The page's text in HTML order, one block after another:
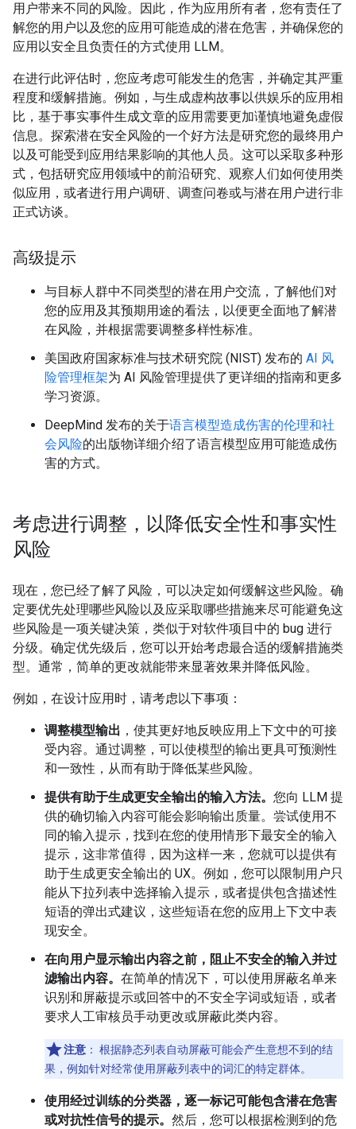
用户带来不同的风险。因此，作为应用所有者，您有责任了
解您的用户以及您的应用可能造成的潜在危害，并确保您的
应用以安全且负责任的方式使用 LLM。
在进行此评估时，您应考虑可能发生的危害，并确定其严重
程度和缓解措施。例如，与生成虚构故事以供娱乐的应用相
比，基于事实事件生成文章的应用需要更加谨慎地避免虚假
信息。探索潜在安全风险的一个好方法是研究您的最终用户
以及可能受到应用结果影响的其他人员。这可以采取多种形
式，包括研究应用领域中的前沿研究、观察人们如何使用类
似应用，或者进行用户调研、调查问卷或与潜在用户进行非
正式访谈。
高级提示
与目标人群中不同类型的潜在用户交流，了解他们对
您的应用及其预期用途的看法，以便更全面地了解潜
在风险，并根据需要调整多样性标准。
美国政府国家标准与技术研究院 (NIST) 发布的 AI 风
险管理框架为 AI 风险管理提供了更详细的指南和更多
学习资源。
DeepMind 发布的关于语言模型造成伤害的伦理和社
会风险的出版物详细介绍了语言模型应用可能造成伤
害的方式。
考虑进行调整，以降低安全性和事实性
风险
现在，您已经了解了风险，可以决定如何缓解这些风险。确
定要优先处理哪些风险以及应采取哪些措施来尽可能避免这
些风险是一项关键决策，类似于对软件项目中的 bug 进行
分级。确定优先级后，您可以开始考虑最合适的缓解措施类
型。通常，简单的更改就能带来显著效果并降低风险。
例如，在设计应用时，请考虑以下事项：
调整模型输出 ，使其更好地反映应用上下文中的可接
受内容。通过调整，可以使模型的输出更具可预测性
和一致性，从而有助于降低某些风险。
提供有助于生成更安全输出的输入方法。 您向 LLM 提
供的确切输入内容可能会影响输出质量。尝试使用不
同的输入提示，找到在您的使用情形下最安全的输入
提示，这非常值得，因为这样一来，您就可以提供有
助于生成更安全输出的 UX。例如，您可以限制用户只
能从下拉列表中选择输入提示，或者提供包含描述性
短语的弹出式建议，这些短语在您的应用上下文中表
现安全。
在向用户显示输出内容之前，阻止不安全的输入并过
滤输出内容。 在简单的情况下，可以使用屏蔽名单来
识别和屏蔽提示或回答中的不安全字词或短语，或者
要求人工审核员手动更改或屏蔽此类内容。
注意 ： 根据静态列表自动屏蔽可能会产生意想不到的结
果，例如针对经常使用屏蔽列表中的词汇的特定群体。
使用经过训练的分类器，逐一标记可能包含潜在危害
或对抗性信号的提示。 然后，您可以根据检测到的危